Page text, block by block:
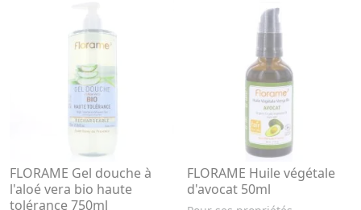
FLORAME Gel douche à
l'aloé vera bio haute
tolérance 750ml
FLORAME Huile végétale
d'avocat 50ml